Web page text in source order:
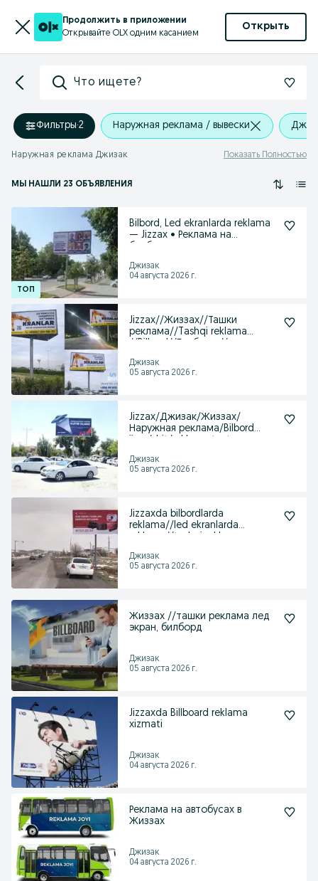
Продолжить в приложении
Открывайте OLX одним касанием
Открыть
Что ищете?
Фильтры·2 Наружная реклама / вывески
Наружная реклама Джизак Показать Полностью
МЫ НАШЛИ 23 ОБЪЯВЛЕНИЯ
Bilbord, Led ekranlarda reklama
— Jizzax • Реклама на
Джизак
04 августа 2026 г.
Jizzax//Жиззах//Ташки
реклама//Tashqi reklama
Джизак
05 августа 2026 г.
Jizzax/Джизак/Жиззах/
Наружная реклама/Bilbord
Джизак
05 августа 2026 г.
Jizzaxda bilbordlarda
reklama//led ekranlarda
Джизак
05 августа 2026 г.
Жиззах //ташки реклама лед
экран, билборд
Джизак
05 августа 2026 г.
Jizzaxda Billboard reklama
xizmati
Джизак
04 августа 2026 г.
Реклама на автобусах в
Жиззах
Джизак
04 августа 2026 г.